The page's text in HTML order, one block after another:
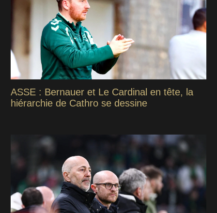
ASSE : Bernauer et Le Cardinal en tête, la
hiérarchie de Cathro se dessine